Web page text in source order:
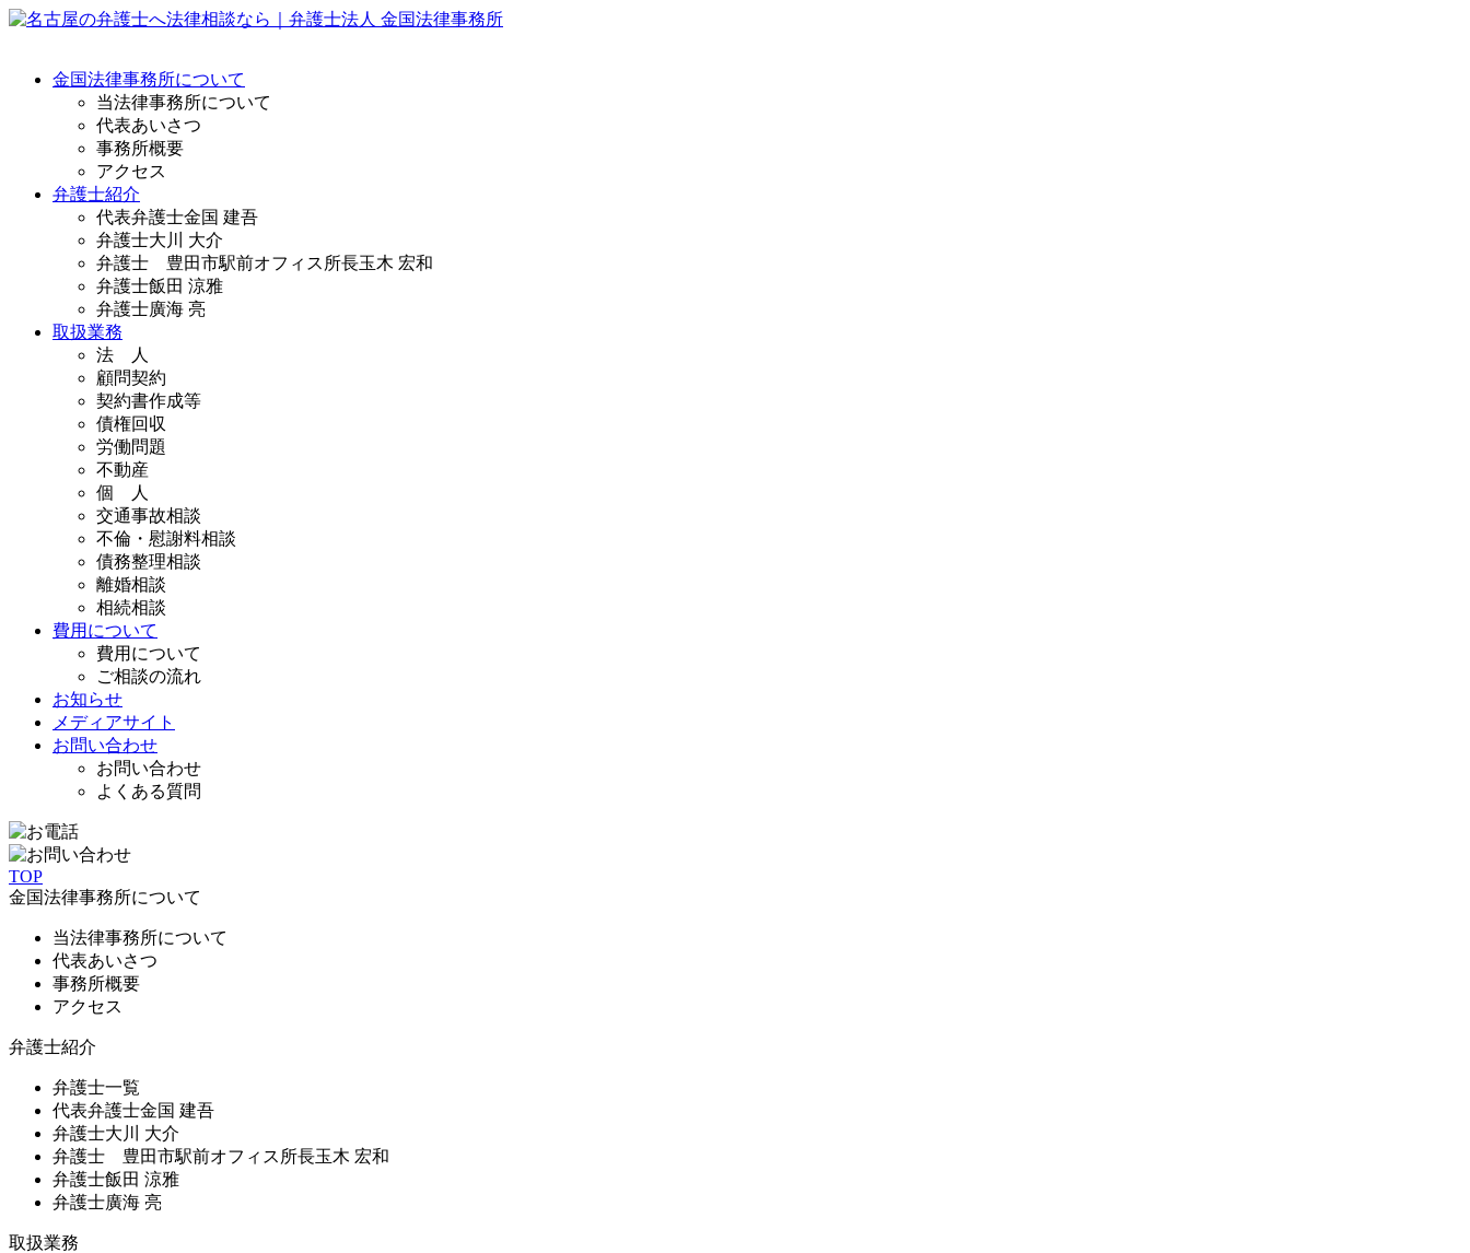
金国法律事務所について
当法律事務所について
代表あいさつ
事務所概要
アクセス
弁護士紹介
代表弁護士金国 建吾
弁護士大川 大介
弁護士 豊田市駅前オフィス所長玉木 宏和
弁護士飯田 涼雅
弁護士廣海 亮
取扱業務
法 人
顧問契約
契約書作成等
債権回収
労働問題
不動産
個 人
交通事故相談
不倫・慰謝料相談
債務整理相談
離婚相談
相続相談
費用について
費用について
ご相談の流れ
お知らせ
メディアサイト
お問い合わせ
お問い合わせ
よくある質問
TOP
金国法律事務所について
当法律事務所について
代表あいさつ
事務所概要
アクセス
弁護士紹介
弁護士一覧
代表弁護士金国 建吾
弁護士大川 大介
弁護士 豊田市駅前オフィス所長玉木 宏和
弁護士飯田 涼雅
弁護士廣海 亮
取扱業務